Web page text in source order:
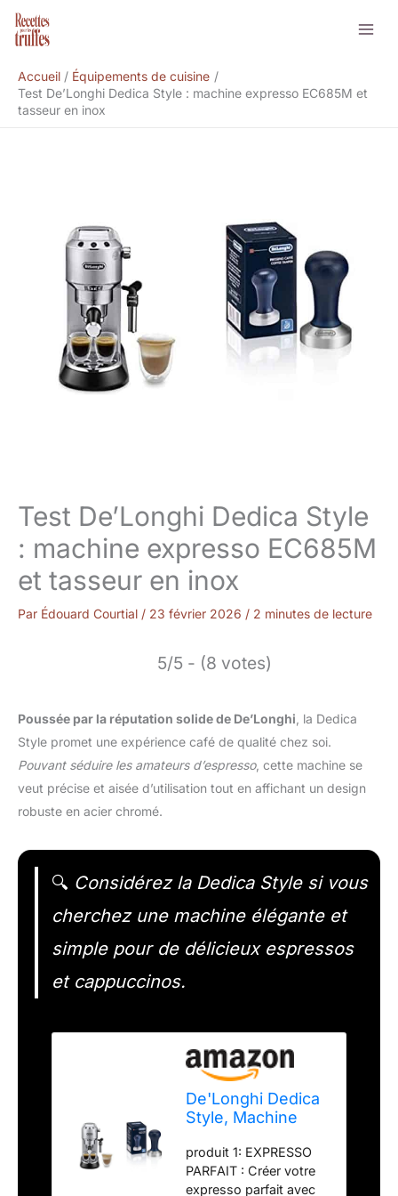
Aller
Accueil
Équipements de cuisine
Test De’Longhi Dedica Style : machine expresso EC685M et
tasseur en inox
Test De’Longhi Dedica Style
: machine expresso EC685M
et tasseur en inox
Par Édouard Courtial / 23 février 2026 / 2 minutes de lecture
5/5 - (8 votes)
Poussée par la réputation solide de De’Longhi , la Dedica
Style promet une expérience café de qualité chez soi.
Pouvant séduire les amateurs d’espresso, cette machine se
veut précise et aisée d’utilisation tout en affichant un design
robuste en acier chromé.
🔍 Considérez la Dedica Style si vous
cherchez une machine élégante et
simple pour de délicieux espressos
et cappuccinos.
De'Longhi Dedica
Style, Machine
préparer des
boissons café et
produit 1: EXPRESSO
PARFAIT : Créer votre
expresso parfait avec
Rechercher